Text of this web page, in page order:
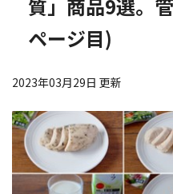
質」商品9選。
ページ目)
2023年03月29日 更新